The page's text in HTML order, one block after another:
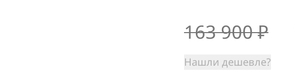
163 900₽
Нашли дешевле?